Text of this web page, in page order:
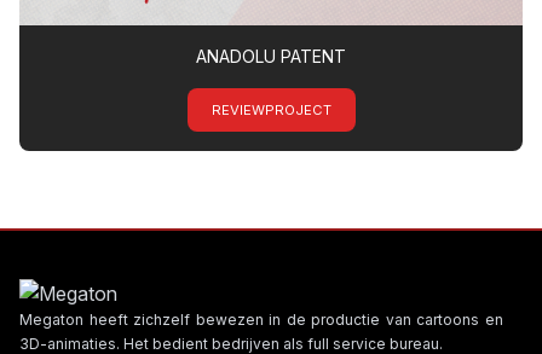
ANADOLU PATENT
REVIEWPROJECT
Megaton heeft zichzelf bewezen in de productie van cartoons en
3D-animaties. Het bedient bedrijven als full service bureau.